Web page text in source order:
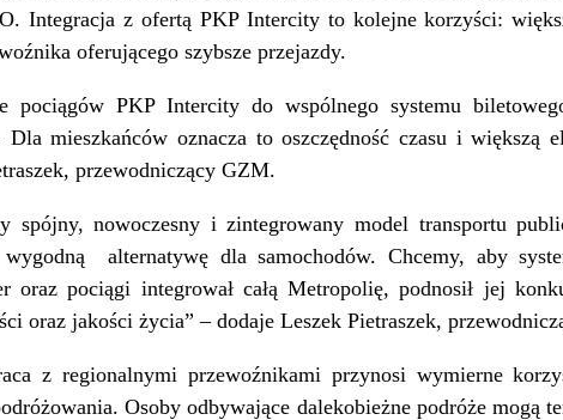
Integracja z ofertą PKP Intercity to kolejne korzyści:
oferującego szybsze przejazdy.
pociągów PKP Intercity do wspólnego systemu
Dla mieszkańców oznacza to oszczędność czasu i większą
przewodniczący GZM.
spójny, nowoczesny i zintegrowany model transportu
wygodną alternatywę dla samochodów. Chcemy, aby
oraz pociągi integrował całą Metropolię, podnosił jej
oraz jakości życia” – dodaje Leszek Pietraszek,
z regionalnymi przewoźnikami przynosi wymierne
Osoby odbywające dalekobieżne podróże mogą